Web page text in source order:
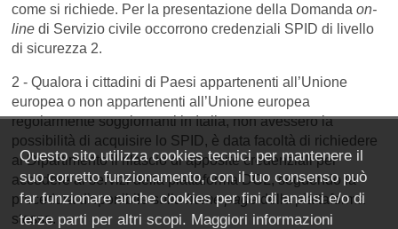
come si richiede. Per la presentazione della Domandaon-
line di Servizio civile occorrono credenziali SPID di livello
di sicurezza 2.
2 - Qualora i cittadini di Paesi appartenenti all’Unione
europea o non appartenenti all’Unione europea
regolarmente soggiornanti in Italia, non avessero la
possibilità di acquisire lo SPID, è data facoltà di richiedere
al Dipartimento il rilascio di apposite credenziali per
accedere ai servizi della piattaforma DOL, seguendo la
procedura disponibile sullahome pagedella piattaforma
stessa.
Questo sito utilizza cookies tecnici per mantenere il
suo corretto funzionamento, con il tuo consenso può
far funzionare anche cookies per fini di analisi e/o di
terze parti per altri scopi. Maggiori informazioni